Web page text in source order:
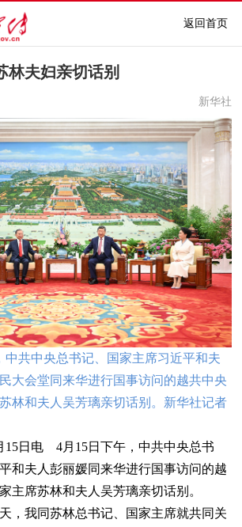
返回首页
林夫妇亲切话别
新华社
中共中央总书记、国家主席习近平和夫
大会堂同来华进行国事访问的越共中央
林和夫人吴芳璃亲切话别。新华社记者
日电 4月15日下午，中共中央总书
和夫人彭丽媛同来华进行国事访问的越
主席苏林和夫人吴芳璃亲切话别。
我同苏林总书记、国家主席就共同关